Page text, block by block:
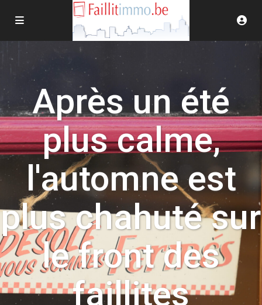
Après un été
plus calme,
l'automne est
plus chahuté sur
le front des
faillites